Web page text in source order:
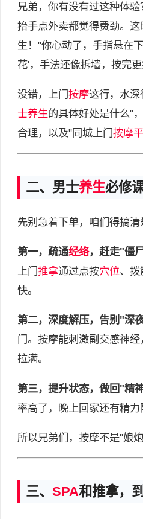
兄弟，你有没有过这种体
抬手点外卖都觉得费劲。
生！"你心动了，手指悬在
花'，手法还像拆墙，按完
没错，上门按摩这行，水
士养生的具体好处是什么"
合理，以及"同城上门按摩
二、男士养生必修
先别急着下单，咱们得搞
第一，疏通经络，赶走"僵
上门推拿通过点按穴位、拨
快。
第二，深度解压，告别"深
门。按摩能刺激副交感神
拉满。
第三，提升状态，做回"精
率高了，晚上回家还有精
所以兄弟们，按摩不是"娘
三、 SPA和推拿，